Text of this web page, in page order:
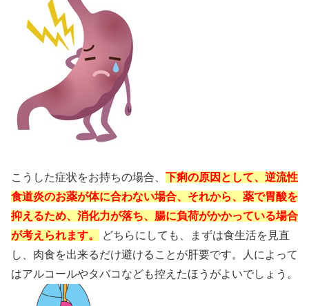
こうした症状をお持ちの場合、 下痢の原因として、逆流性
食道炎のお薬が体に合わない場合、それから、薬で胃酸を
抑えるため、消化力が落ち、腸に負荷がかかっている場合
が考えられます。
どちらにしても、まずは食生活を見直
し、肉食を出来るだけ避けることが肝要です。人によって
はアルコールやタバコなども控えたほうがよいでしょう。